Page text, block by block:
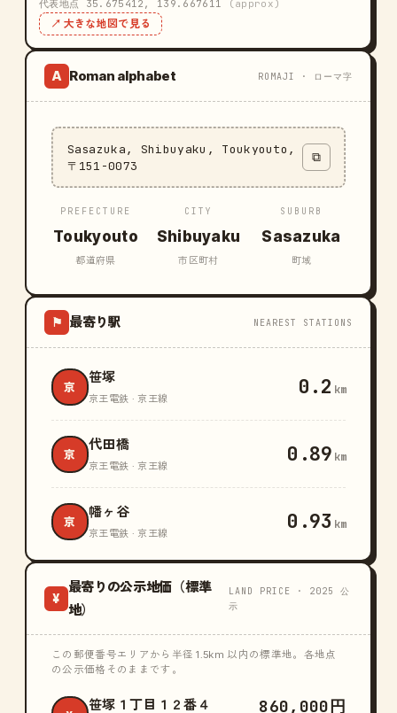
代表地点 35.675412, 139.667611 (approx)
↗ 大きな地図で見る
A Roman alphabet ROMAJI · ローマ字
Sasazuka, Shibuyaku, Toukyouto,
〒151-0073
⧉
PREFECTURE
Toukyouto
都道府県
CITY
Shibuyaku
市区町村
SUBURB
Sasazuka
町域
⚑ 最寄り駅 NEAREST STATIONS
京
笹塚
京王電鉄 · 京王線 0.2 km
京
代田橋
京王電鉄 · 京王線 0.89 km
京
幡ヶ谷
京王電鉄 · 京王線 0.93 km
¥
最寄りの公示地価（標準
地）
LAND PRICE · 2025 公
示
この郵便番号エリアから半径 1.5km 以内の標準地。各地点
の公示価格そのままです。
笹塚１丁目１２番４ 860,000円